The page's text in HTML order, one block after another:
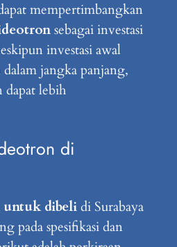
mempertimbangkan
sebagai investasi
investasi awal
jangka panjang,
lebih
di
dibelidi Surabaya
pada spesifikasi dan